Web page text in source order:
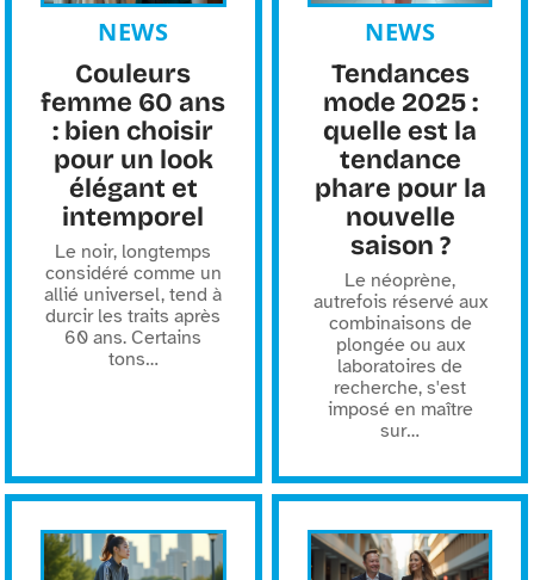
NEWS
Couleurs
femme 60 ans
: bien choisir
pour un look
élégant et
intemporel
Le noir, longtemps
considéré comme un
allié universel, tend à
durcir les traits après
60 ans. Certains
tons…
NEWS
Tendances
mode 2025 :
quelle est la
tendance
phare pour la
nouvelle
saison ?
Le néoprène,
autrefois réservé aux
combinaisons de
plongée ou aux
laboratoires de
recherche, s'est
imposé en maître
sur…